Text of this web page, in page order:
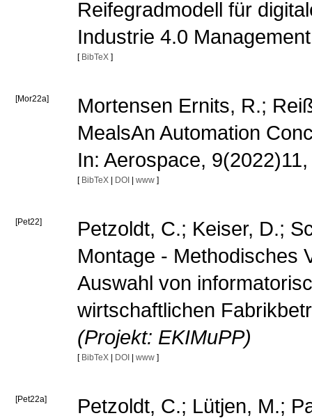
Reifegradmodell für
Industrie 4.0
[ BibTeX ]
[Mor22a]
Mortensen Ernits, R.;
MealsAn Automation
In: Aerospace,
[ BibTeX| DOI www ]
[Pet22]
Petzoldt, C.; Keiser, D.;
Montage - Methodisches
Auswahl von
wirtschaftlichen
(Projekt: EKIMuPP)
[ BibTeX| DOI www ]
[Pet22a]
Petzoldt, C.; Lütjen, M.;